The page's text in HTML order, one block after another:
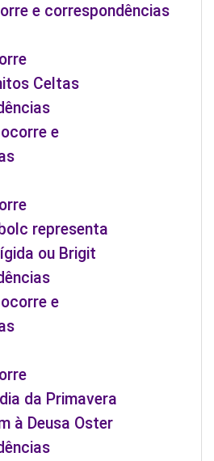
e correspondências
Celtas
e
representa
ou Brigit
e
da Primavera
à Deusa Oster